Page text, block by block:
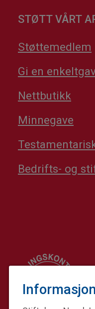
STØTT VÅRT
Støttemedlem
Gi en
Nettbutikk
Minnegave
Bedrifts- og